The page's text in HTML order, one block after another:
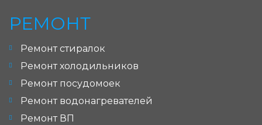
РЕМОНТ
Ремонт стиралок
Ремонт холодильников
Ремонт посудомоек
Ремонт водонагревателей
Ремонт ВП